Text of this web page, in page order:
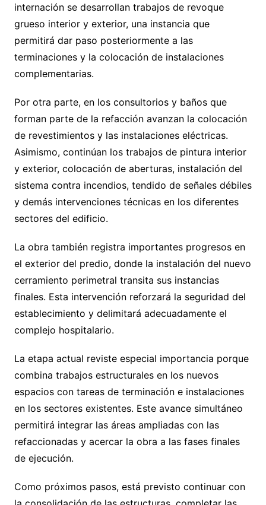
internación se desarrollan trabajos de revoque
grueso interior y exterior, una instancia que
permitirá dar paso posteriormente a las
terminaciones y la colocación de instalaciones
complementarias.
Por otra parte, en los consultorios y baños que
forman parte de la refacción avanzan la colocación
de revestimientos y las instalaciones eléctricas.
Asimismo, continúan los trabajos de pintura interior
y exterior, colocación de aberturas, instalación del
sistema contra incendios, tendido de señales débiles
y demás intervenciones técnicas en los diferentes
sectores del edificio.
La obra también registra importantes progresos en
el exterior del predio, donde la instalación del nuevo
cerramiento perimetral transita sus instancias
finales. Esta intervención reforzará la seguridad del
establecimiento y delimitará adecuadamente el
complejo hospitalario.
La etapa actual reviste especial importancia porque
combina trabajos estructurales en los nuevos
espacios con tareas de terminación e instalaciones
en los sectores existentes. Este avance simultáneo
permitirá integrar las áreas ampliadas con las
refaccionadas y acercar la obra a las fases finales
de ejecución.
Como próximos pasos, está previsto continuar con